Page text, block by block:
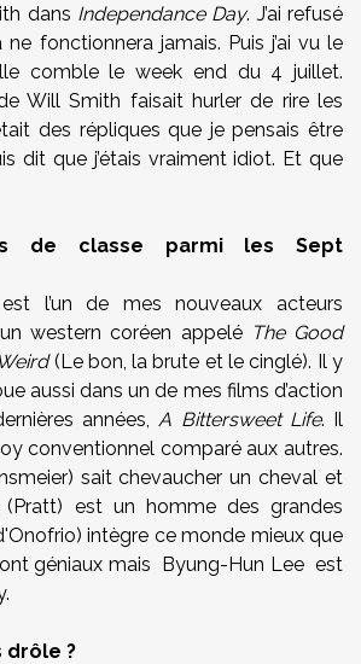
dans Independance Day. J’ai refusé
fonctionnera jamais. Puis j’ai vu le
comble le week end du 4 juillet.
Will Smith faisait hurler de rire les
des répliques que je pensais être
dit que j’étais vraiment idiot. Et que
de classe parmi les Sept
l’un de mes nouveaux acteurs
western coréen appelé The Good
(Le bon, la brute et le cinglé). Il y
aussi dans un de mes films d’action
années, A Bittersweet Life. Il
conventionnel comparé aux autres.
sait chevaucher un cheval et
(Pratt) est un homme des grandes
intègre ce monde mieux que
géniaux mais Byung-Hun Lee est
drôle ?